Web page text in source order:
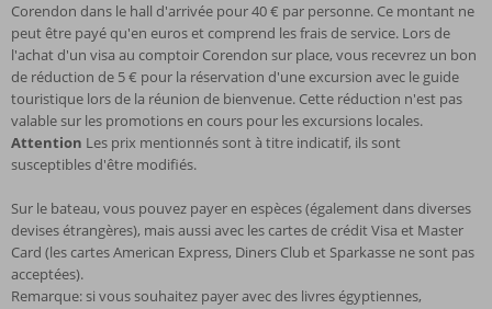
Corendon dans le hall d'arrivée pour 40 € par personne. Ce montant ne
peut être payé qu'en euros et comprend les frais de service. Lors de
l'achat d'un visa au comptoir Corendon sur place, vous recevrez un bon
de réduction de 5 € pour la réservation d'une excursion avec le guide
touristique lors de la réunion de bienvenue. Cette réduction n'est pas
valable sur les promotions en cours pour les excursions locales.
Attention Les prix mentionnés sont à titre indicatif, ils sont
susceptibles d'être modifiés.
Sur le bateau, vous pouvez payer en espèces (également dans diverses
devises étrangères), mais aussi avec les cartes de crédit Visa et Master
Card (les cartes American Express, Diners Club et Sparkasse ne sont pas
acceptées).
Remarque: si vous souhaitez payer avec des livres égyptiennes,